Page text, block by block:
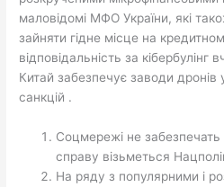
маловідомі МФО України, які
зайняти гідне місце на
відповідальність за кібербулінг
Китай забезпечує заводи дронів у
санкцій .
Соцмережі не забезпечать
справу візьметься
На ряду з популярними і